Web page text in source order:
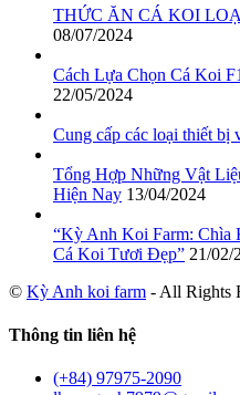
THỨC ĂN CÁ KOI
08/07/2024
Cách Lựa Chọn Cá Koi
22/05/2024
Cung cấp các loại thiết bị
Tổng Hợp Những Vật
Hiện Nay 13/04/2024
“Kỳ Anh Koi Farm: Chìa
Cá Koi Tươi Đẹp” 21/02/
© Kỳ Anh koi farm - All Rights
Thông tin liên hệ
(+84) 97975-2090